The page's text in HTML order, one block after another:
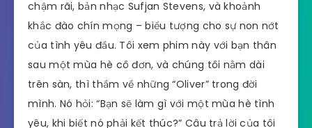
chậm rãi, bản nhạc Sufjan Stevens, và khoảnh
khắc đào chín mọng – biểu tượng cho sự non nớt
của tình yêu đầu. Tôi xem phim này với bạn thân
sau một mùa hè cô đơn, và chúng tôi nằm dài
trên sàn, thì thầm về những “Oliver” trong đời
mình. Nó hỏi: “Bạn sẽ làm gì với một mùa hè tình
yêu, khi biết nó phải kết thúc?” Câu trả lời của tôi